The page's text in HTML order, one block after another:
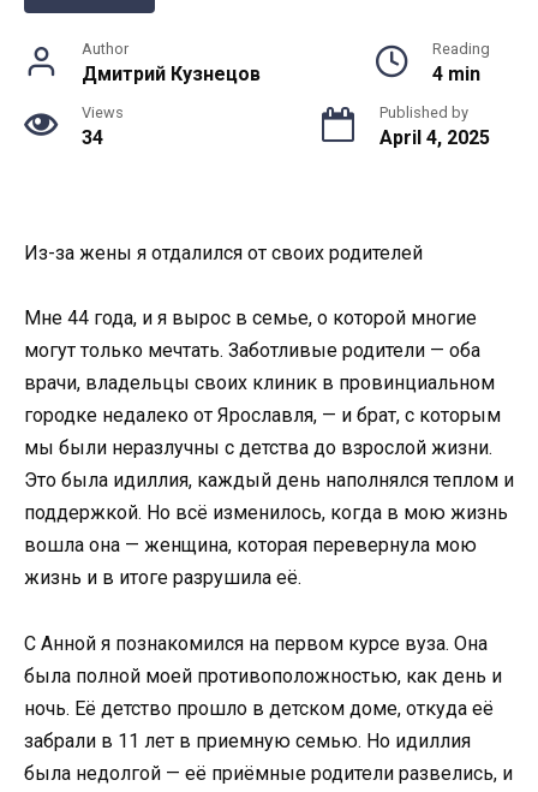
Author
Дмитрий Кузнецов
Reading
4 min
Views
34
Published by
April 4, 2025
Из-за жены я отдалился от своих родителей
Мне 44 года, и я вырос в семье, о которой многие
могут только мечтать. Заботливые родители — оба
врачи, владельцы своих клиник в провинциальном
городке недалеко от Ярославля, — и брат, с которым
мы были неразлучны с детства до взрослой жизни.
Это была идиллия, каждый день наполнялся теплом и
поддержкой. Но всё изменилось, когда в мою жизнь
вошла она — женщина, которая перевернула мою
жизнь и в итоге разрушила её.
С Анной я познакомился на первом курсе вуза. Она
была полной моей противоположностью, как день и
ночь. Её детство прошло в детском доме, откуда её
забрали в 11 лет в приемную семью. Но идиллия
была недолгой — её приёмные родители развелись, и